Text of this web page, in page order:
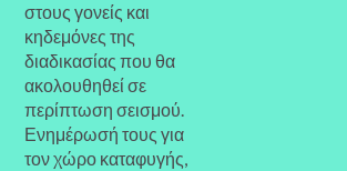
στους γονείς και
κηδεμόνες της
διαδικασίας που θα
ακολουθηθεί σε
περίπτωση σεισμού.
Ενημέρωσή τους για
τον χώρο καταφυγής,